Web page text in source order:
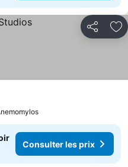
Partager
Consulter les prix